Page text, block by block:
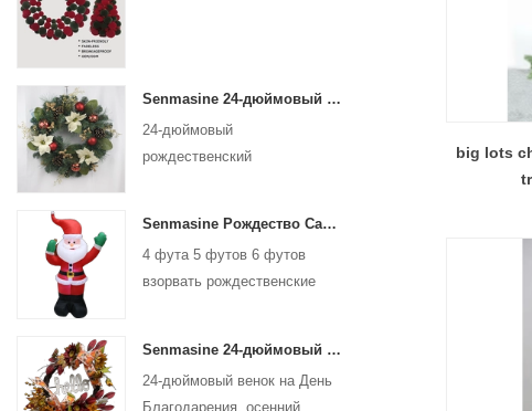
Senmasine 24-дюймовый рождественский искусственный венок с сосновой иголкой, шишка, пуансеттия, красный шар, золотые ягоды, ветка
24-дюймовый
рождественский
пуансеттия, красный шар,
ветка с золотыми ягодами
Senmasine Рождество Санта-Клаус надувные надувные рождественские надувные украшения для отдыха и зимы в помещении и на открытом воздухе
4 фута 5 футов 6 футов
взорвать рождественские
Открытый Рождество Санта-
Клаус надувной
Senmasine 24-дюймовый венок осеннего урожая на День Благодарения со знаком Hello, листья осеннего урожая, подсолнух, тыква, бант
24-дюймовый венок на День
Благодарения, осенний
big lots